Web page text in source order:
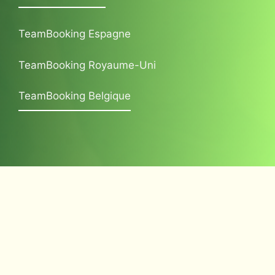
TeamBooking Espagne
TeamBooking Royaume-Uni
TeamBooking Belgique